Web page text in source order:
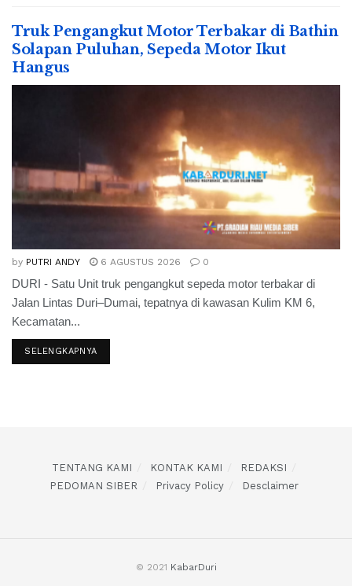
Truk Pengangkut Motor Terbakar di Bathin
Solapan Puluhan, Sepeda Motor Ikut
Hangus
by PUTRI ANDY 6 AGUSTUS 2026 0
DURI - Satu Unit truk pengangkut sepeda motor terbakar di
Jalan Lintas Duri–Dumai, tepatnya di kawasan Kulim KM 6,
Kecamatan...
SELENGKAPNYA
TENTANG KAMI KONTAK KAMI
REDAKSI
PEDOMAN SIBER
Privacy Policy Desclaimer
© 2021 KabarDuri